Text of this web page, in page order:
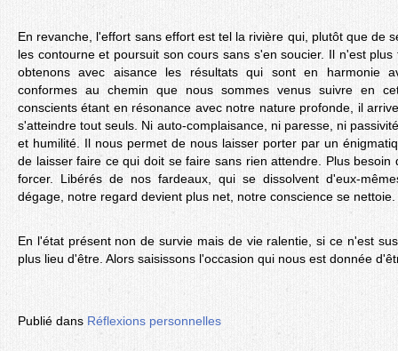
En revanche, l'effort sans effort est tel la rivière qui, plutôt que de
les contourne et poursuit son cours sans s'en soucier. Il n'est
obtenons avec aisance les résultats qui sont en harmonie
conformes au chemin que nous sommes venus suivre en
conscients étant en résonance avec notre nature profonde, il
s'atteindre tout seuls. Ni auto-complaisance, ni paresse, ni
et humilité. Il nous permet de nous laisser porter par un
de laisser faire ce qui doit se faire sans rien attendre. Plus
forcer. Libérés de nos fardeaux, qui se dissolvent d'eux-
dégage, notre regard devient plus net, notre conscience se nettoie.
En l'état présent non de survie mais de vie ralentie, si ce n'est
plus lieu d'être. Alors saisissons l'occasion qui nous est donnée
Publié dans Réflexions personnelles